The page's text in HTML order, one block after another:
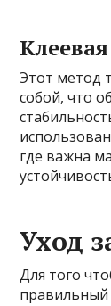
Этот метод
собой, что
где важна
Уход
Для того
правильный